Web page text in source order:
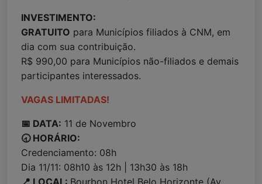
INVESTIMENTO:
GRATUITO para Municípios filiados à CNM, em
dia com sua contribuição.
R$ 990,00 para Municípios não-filiados e demais
participantes interessados.
VAGAS LIMITADAS!
📅 DATA: 11 de Novembro
🕣 HORÁRIO:
Credenciamento: 08h
Dia 11/11: 08h10 às 12h | 13h30 às 18h
📍 LOCAL: Bourbon Hotel Belo Horizonte (Av.